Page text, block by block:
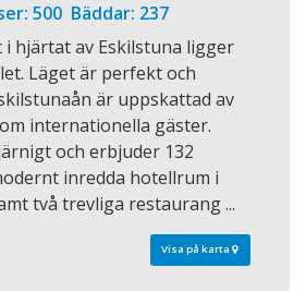
500 Bäddar: 237
i hjärtat av Eskilstuna ligger
Läget är perfekt och
är uppskattad av
internationella gäster.
och erbjuder 132
inredda hotellrum i
två trevliga restaurang ...
Visa på karta